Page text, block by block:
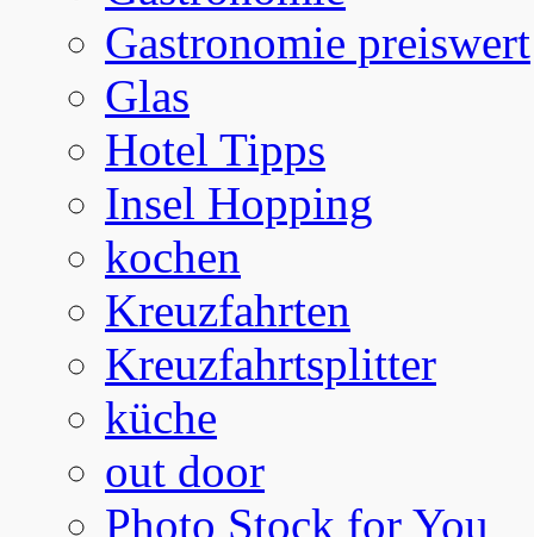
Gastronomie preiswert
Glas
Hotel Tipps
Insel Hopping
kochen
Kreuzfahrten
Kreuzfahrtsplitter
küche
out door
Photo Stock for You